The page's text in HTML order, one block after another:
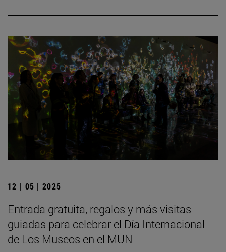
12 | 05 | 2025
Entrada gratuita, regalos y más visitas
guiadas para celebrar el Día Internacional
de Los Museos en el MUN